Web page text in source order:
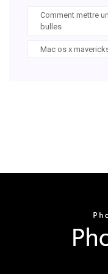
Comment mettre
bulles
Mac os x